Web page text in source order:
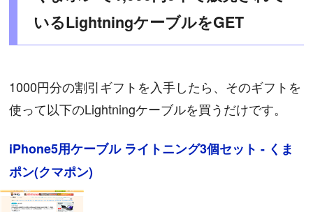
いるLightningケーブルをGET
1000円分の割引ギフトを入手したら、そのギフトを
使って以下のLightningケーブルを買うだけです。
iPhone5用ケーブル ライトニング3個セット - くま
ポン(クマポン)